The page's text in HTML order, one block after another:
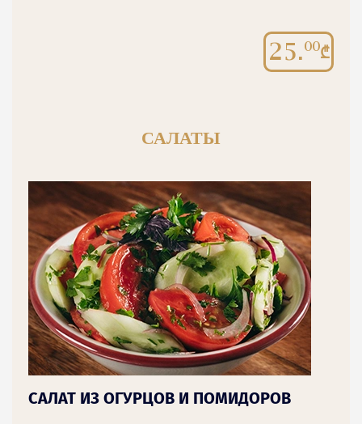
25.00
САЛАТЫ
САЛАТ ИЗ ОГУРЦОВ И ПОМИДОРОВ